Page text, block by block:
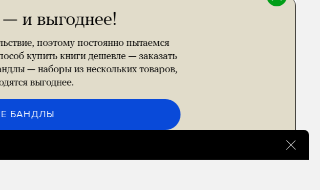
и выгоднее!
поэтому постоянно пытаемся
купить книги дешевле — заказать
— наборы из нескольких товаров,
выгоднее.
БАНДЛЫ